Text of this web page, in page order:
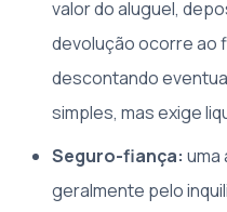
valor do aluguel,
devolução ocorre ao
descontando
simples, mas exige
Seguro-fiança: uma
geralmente pelo